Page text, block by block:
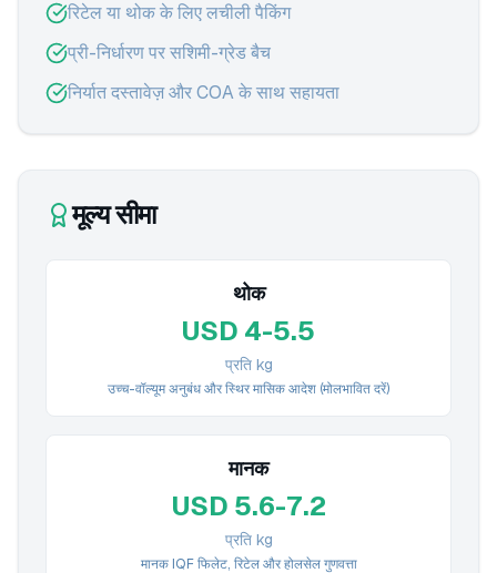
रिटेल या थोक के लिए लचीली पैकिंग
प्री-निर्धारण पर सशिमी-ग्रेड बैच
निर्यात दस्तावेज़ और COA के साथ सहायता
मूल्य सीमा
थोक
USD 4-5.5
प्रति kg
उच्च-वॉल्यूम अनुबंध और स्थिर मासिक आदेश (मोलभावित दरें)
मानक
USD 5.6-7.2
प्रति kg
मानक IQF फिलेट, रिटेल और होलसेल गुणवत्ता